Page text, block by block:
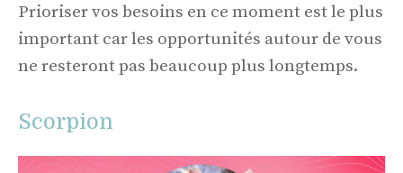
Prioriser vos besoins en ce moment est le plus
important car les opportunités autour de vous
ne resteront pas beaucoup plus longtemps.
Scorpion